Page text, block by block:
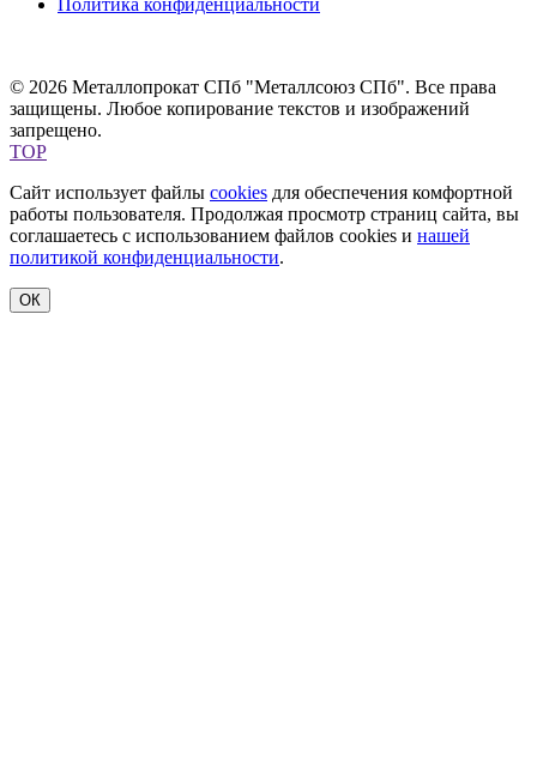
© 2026 Металлопрокат СПб "Металлсоюз СПб". Все права
защищены. Любое копирование текстов и изображений
запрещено.
TOP
Сайт использует файлы cookies для обеспечения комфортной
работы пользователя. Продолжая просмотр страниц сайта, вы
соглашаетесь с использованием файлов cookies и нашей
политикой конфиденциальности.
ОК